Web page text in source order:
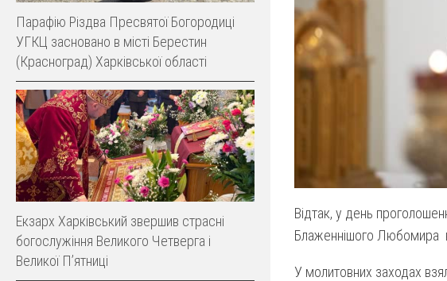
Відтак, у день
Блаженнішого Любомира
У молитовних заходах
Парафію Різдва Пресвятої Богородиці
УГКЦ засновано в місті Берестин
(Красноград) Харківської області
Екзарх Харківський звершив страсні
богослужіння Великого Четверга і
Великої Пʼятниці